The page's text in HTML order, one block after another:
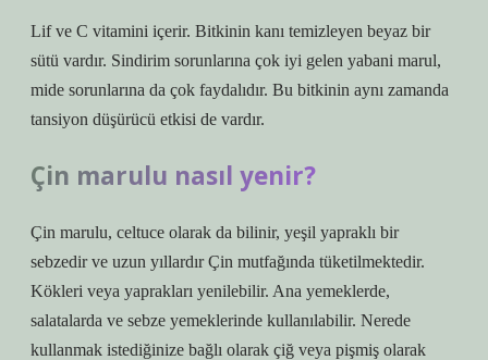
Lif ve C vitamini içerir. Bitkinin kanı temizleyen beyaz bir
sütü vardır. Sindirim sorunlarına çok iyi gelen yabani marul,
mide sorunlarına da çok faydalıdır. Bu bitkinin aynı zamanda
tansiyon düşürücü etkisi de vardır.
Çin marulu nasıl yenir?
Çin marulu, celtuce olarak da bilinir, yeşil yapraklı bir
sebzedir ve uzun yıllardır Çin mutfağında tüketilmektedir.
Kökleri veya yaprakları yenilebilir. Ana yemeklerde,
salatalarda ve sebze yemeklerinde kullanılabilir. Nerede
kullanmak istediğinize bağlı olarak çiğ veya pişmiş olarak